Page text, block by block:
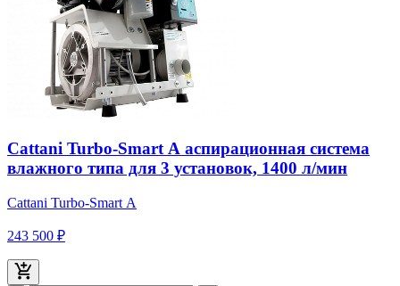
Cattani Turbo-Smart А аспирационная система
влажного типа для 3 установок, 1400 л/мин
Cattani Turbo-Smart А
243 500 ₽